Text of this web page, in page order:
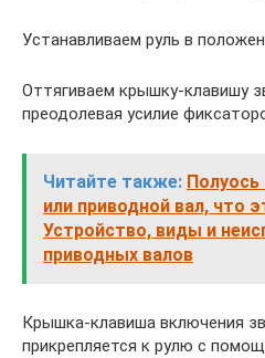
Устанавливаем руль в
Оттягиваем крышку-клавишу
преодолевая усилие
Читайте также: Полуось
или приводной вал, что
Устройство, виды и
приводных валов
Крышка-клавиша включения
прикрепляется к рулю с